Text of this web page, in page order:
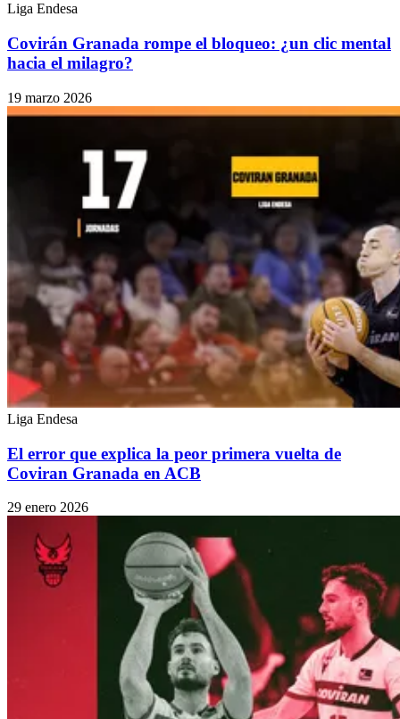
Liga Endesa
Covirán Granada rompe el bloqueo: ¿un clic mental
hacia el milagro?
19 marzo 2026
Liga Endesa
El error que explica la peor primera vuelta de
Coviran Granada en ACB
29 enero 2026